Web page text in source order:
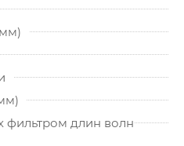
фильтром длин волн